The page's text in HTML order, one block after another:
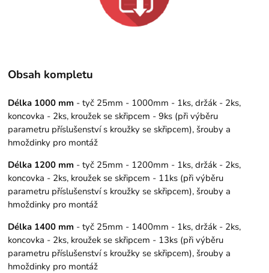
Obsah kompletu
Délka 1000 mm - tyč 25mm - 1000mm - 1ks, držák - 2ks,
koncovka - 2ks, kroužek se skřipcem - 9ks (při výběru
parametru příslušenství s kroužky se skřipcem), šrouby a
hmoždinky pro montáž
Délka 1200 mm - tyč 25mm - 1200mm - 1ks, držák - 2ks,
koncovka - 2ks, kroužek se skřipcem - 11ks (při výběru
parametru příslušenství s kroužky se skřipcem), šrouby a
hmoždinky pro montáž
Délka 1400 mm - tyč 25mm - 1400mm - 1ks, držák - 2ks,
koncovka - 2ks, kroužek se skřipcem - 13ks (při výběru
parametru příslušenství s kroužky se skřipcem), šrouby a
hmoždinky pro montáž